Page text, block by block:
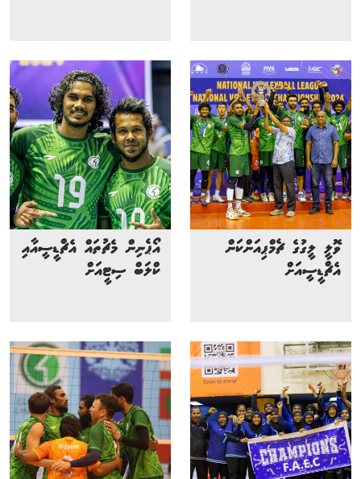
ވޮލީ ލީގުގެ ޗެމްޕިއަންކަން
އެޗްޑީސީއަށް
އޯޕެނިން މެޗުތައް އެޗްޑީސީއާއި
ކްލަބް ސިޓީއަށް